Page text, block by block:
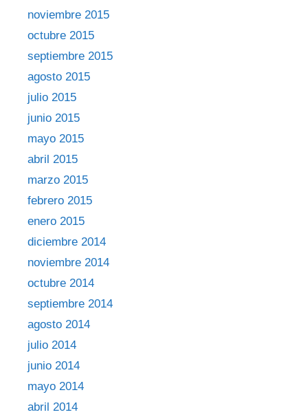
noviembre 2015
octubre 2015
septiembre 2015
agosto 2015
julio 2015
junio 2015
mayo 2015
abril 2015
marzo 2015
febrero 2015
enero 2015
diciembre 2014
noviembre 2014
octubre 2014
septiembre 2014
agosto 2014
julio 2014
junio 2014
mayo 2014
abril 2014